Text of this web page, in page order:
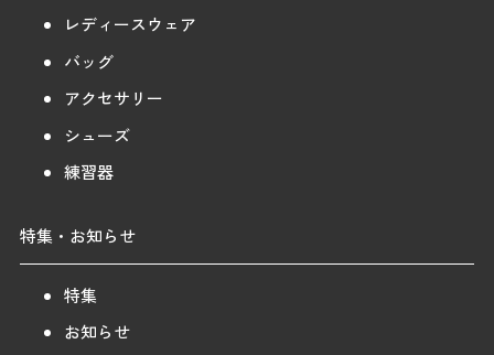
レディースウェア
バッグ
アクセサリー
シューズ
練習器
特集・お知らせ
特集
お知らせ